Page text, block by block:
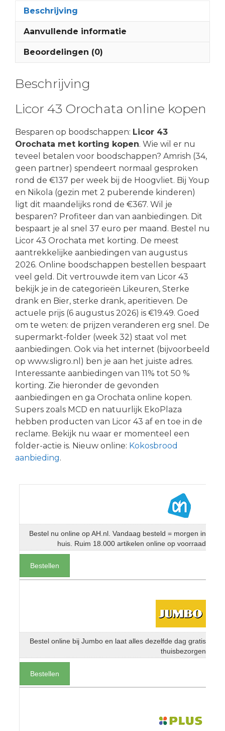
Beschrijving
Aanvullende informatie
Beoordelingen (0)
Beschrijving
Licor 43 Orochata online kopen
Besparen op boodschappen: Licor 43
Orochata met korting kopen. Wie wil er nu
teveel betalen voor boodschappen? Amrish (34,
geen partner) spendeert normaal gesproken
rond de €137 per week bij de Hoogvliet. Bij Youp
en Nikola (gezin met 2 puberende kinderen)
ligt dit maandelijks rond de €367. Wil je
besparen? Profiteer dan van aanbiedingen. Dit
bespaart je al snel 37 euro per maand. Bestel nu
Licor 43 Orochata met korting. De meest
aantrekkelijke aanbiedingen van augustus
2026. Online boodschappen bestellen bespaart
veel geld. Dit vertrouwde item van Licor 43
bekijk je in de categorieën Likeuren, Sterke
drank en Bier, sterke drank, aperitieven. De
actuele prijs (6 augustus 2026) is €19.49. Goed
om te weten: de prijzen veranderen erg snel. De
supermarkt-folder (week 32) staat vol met
aanbiedingen. Ook via het internet (bijvoorbeeld
op www.sligro.nl) ben je aan het juiste adres.
Interessante aanbiedingen van 11% tot 50 %
korting. Zie hieronder de gevonden
aanbiedingen en ga Orochata online kopen.
Supers zoals MCD en natuurlijk EkoPlaza
hebben producten van Licor 43 af en toe in de
reclame. Bekijk nu waar er momenteel een
folder-actie is. Nieuw online: Kokosbrood
aanbieding.
Bestel nu online op AH.nl. Vandaag besteld = morgen in
huis. Ruim 18.000 artikelen online op voorraad
Bestellen
Bestel online bij Jumbo en laat alles dezelfde dag gratis
thuisbezorgen
Bestellen